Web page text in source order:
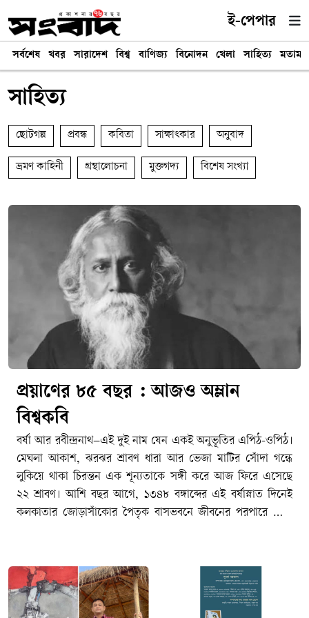
ই-পেপার
সর্বশেষ খবর সারাদেশ বিশ্ব বাণিজ্য বিনোদন খেলা সাহিত্য মতামত
সাহিত্য
ছোটগল্প প্রবন্ধ কবিতা সাক্ষাৎকার অনুবাদ
ভ্রমণ কাহিনী গ্রন্থালোচনা মুক্তগদ্য বিশেষ সংখ্যা
প্রয়াণের ৮৫ বছর : আজও অম্লান
বিশ্বকবি
বর্ষা আর রবীন্দ্রনাথ–এই দুই নাম যেন একই অনুভূতির এপিঠ-ওপিঠ।
মেঘলা আকাশ, ঝরঝর শ্রাবণ ধারা আর ভেজা মাটির সোঁদা গন্ধে
লুকিয়ে থাকা চিরন্তন এক শূন্যতাকে সঙ্গী করে আজ ফিরে এসেছে
২২ শ্রাবণ। আশি বছর আগে, ১৩৪৮ বঙ্গাব্দের এই বর্ষাস্নাত দিনেই
কলকাতার জোড়াসাঁকোর পৈতৃক বাসভবনে জীবনের পরপারে পাড়ি
গেলেও বাঙালির হৃদয়ে তিনি এতটুকু পুরোনো হননি। জীবনের
অনাবিল আনন্দ, গভীর বেদনা, বিরহ-মিলন কিংবা প্রার্থনা–মানুষের
মনস্তাত্ত্বিক প্রতিচ্ছবির প্রতিটি নিবিড় কোণে আজও তিনি একইভাবে